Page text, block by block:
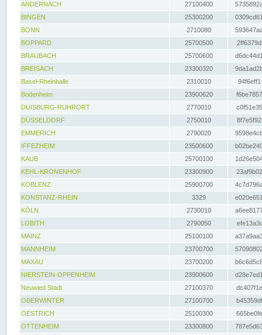
ANDERNACH
27100400
BINGEN
25300200
BONN
2710080
BOPPARD
25700500
BRAUBACH
25700600
BREISACH
23300320
Basel-Rheinhalle
2310010
Bodenheim
23900620
DUISBURG-RUHRORT
2770010
DÜSSELDORF
2750010
EMMERICH
2790020
IFFEZHEIM
23500600
KAUB
25700100
KEHL-KRONENHOF
23300900
KOBLENZ
25900700
KONSTANZ-RHEIN
3329
KÖLN
2730010
LOBITH
2790050
MAINZ
25100100
MANNHEIM
23700700
MAXAU
23700200
NIERSTEIN-OPPENHEIM
23900600
Neuwied Stadt
27100370
OBERWINTER
27100700
OESTRICH
25100300
OTTENHEIM
23300800